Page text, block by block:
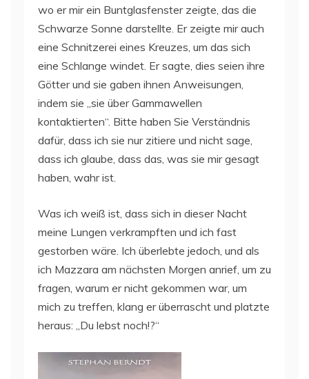
wo er mir ein Buntglasfenster zeigte, das die
Schwarze Sonne darstellte. Er zeigte mir auch
eine Schnitzerei eines Kreuzes, um das sich
eine Schlange windet. Er sagte, dies seien ihre
Götter und sie gaben ihnen Anweisungen,
indem sie „sie über Gammawellen
kontaktierten“. Bitte haben Sie Verständnis
dafür, dass ich sie nur zitiere und nicht sage,
dass ich glaube, dass das, was sie mir gesagt
haben, wahr ist.
Was ich weiß ist, dass sich in dieser Nacht
meine Lungen verkrampften und ich fast
gestorben wäre. Ich überlebte jedoch, und als
ich Mazzara am nächsten Morgen anrief, um zu
fragen, warum er nicht gekommen war, um
mich zu treffen, klang er überrascht und platzte
heraus: „Du lebst noch!?“